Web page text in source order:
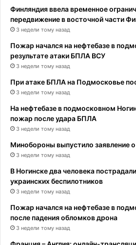
Финляндия ввела временное
передвижение в восточной части
3 недели тому назад
Пожар начался на нефтебазе в
результате атаки БПЛА ВСУ
3 недели тому назад
При атаке БПЛА на Подмосковье
3 недели тому назад
На нефтебазе в подмосковном
пожар после удара БПЛА
3 недели тому назад
Минобороны выпустило заявление
3 недели тому назад
В Ногинске два человека
украинских беспилотников
3 недели тому назад
Пожар начался на нефтебазе в
после падения обломков дрона
3 недели тому назад